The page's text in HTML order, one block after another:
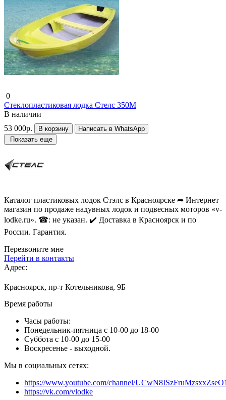
0
Стеклопластиковая лодка Стелс 350М
В наличии
53 000р.
В корзину
Написать в WhatsApp
Показать еще
Каталог пластиковых лодок Стэлс в Красноярске ➦ Интернет
магазин по продаже надувных лодок и подвесных моторов «v-
lodke.ru». ☎: не указан. ✔️ Доставка в Красноярск и по
России. Гарантия.
Перезвоните мне
Перейти в контакты
Адрес:
Красноярск, пр-т Котельникова, 9Б
Время работы
Часы работы:
Понедельник-пятница с 10-00 до 18-00
Суббота с 10-00 до 15-00
Воскресенье - выходной.
Мы в социальных сетях:
https://www.youtube.com/channel/
https://vk.com/vlodke